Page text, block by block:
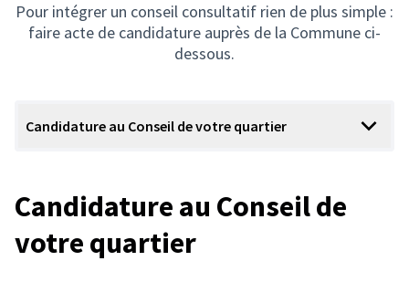
Pour intégrer un conseil consultatif rien de plus simple :
faire acte de candidature auprès de la Commune ci-
dessous.
Candidature au Conseil de votre quartier
Candidature au Conseil de
votre quartier